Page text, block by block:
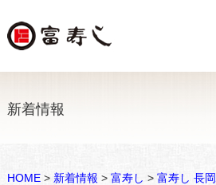
新着情報
HOME> 新着情報 > 富寿し > 富寿し 長